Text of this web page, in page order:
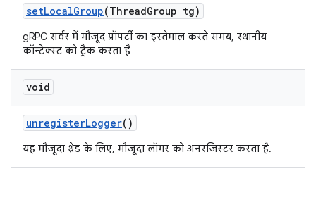
setLocalGroup(ThreadGroup tg)
gRPC सर्वर में मौजूद प्रॉपर्टी का इस्तेमाल करते समय, स्थानीय
कॉन्टेक्स्ट को ट्रैक करता है
void
unregisterLogger()
यह मौजूदा थ्रेड के लिए, मौजूदा लॉगर को अनरजिस्टर करता है.